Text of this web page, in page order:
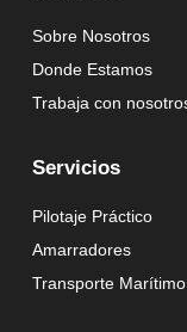
Sobre Nosotros
Donde Estamos
Trabaja con
Servicios
Pilotaje Práctico
Amarradores
Transporte Marítimo